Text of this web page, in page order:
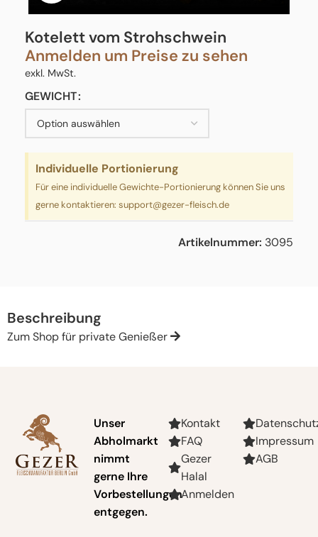
Kotelett vom Strohschwein
Anmelden um Preise zu sehen
exkl. MwSt.
GEWICHT
Individuelle Portionierung
Für eine individuelle Gewichte-Portionierung können Sie uns
gerne kontaktieren: support@gezer-fleisch.de
Artikelnummer: 3095
Beschreibung
Zum Shop für private Genießer
Unser
Abholmarkt
nimmt
gerne Ihre
Vorbestellungen
entgegen.
Kontakt
FAQ
Gezer
Halal
Anmelden
Impressum
AGB